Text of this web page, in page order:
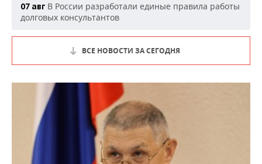
07 авг В России разработали единые правила работы
долговых консультантов
ВСЕ НОВОСТИ ЗА СЕГОДНЯ